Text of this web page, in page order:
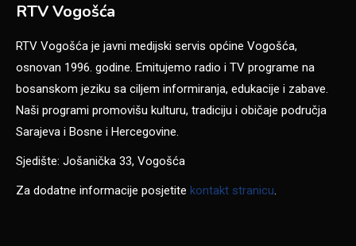
RTV Vogošća
RTV Vogošća je javni medijski servis općine Vogošća,
osnovan 1996. godine. Emitujemo radio i TV programe na
bosanskom jeziku sa ciljem informiranja, edukacije i zabave.
Naši programi promovišu kulturu, tradiciju i običaje područja
Sarajeva i Bosne i Hercegovine.
Sjedište: Jošanička 33, Vogošća
Za dodatne informacije posjetite kontakt stranicu.